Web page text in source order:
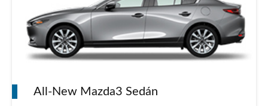
All-New Mazda3 Sedán